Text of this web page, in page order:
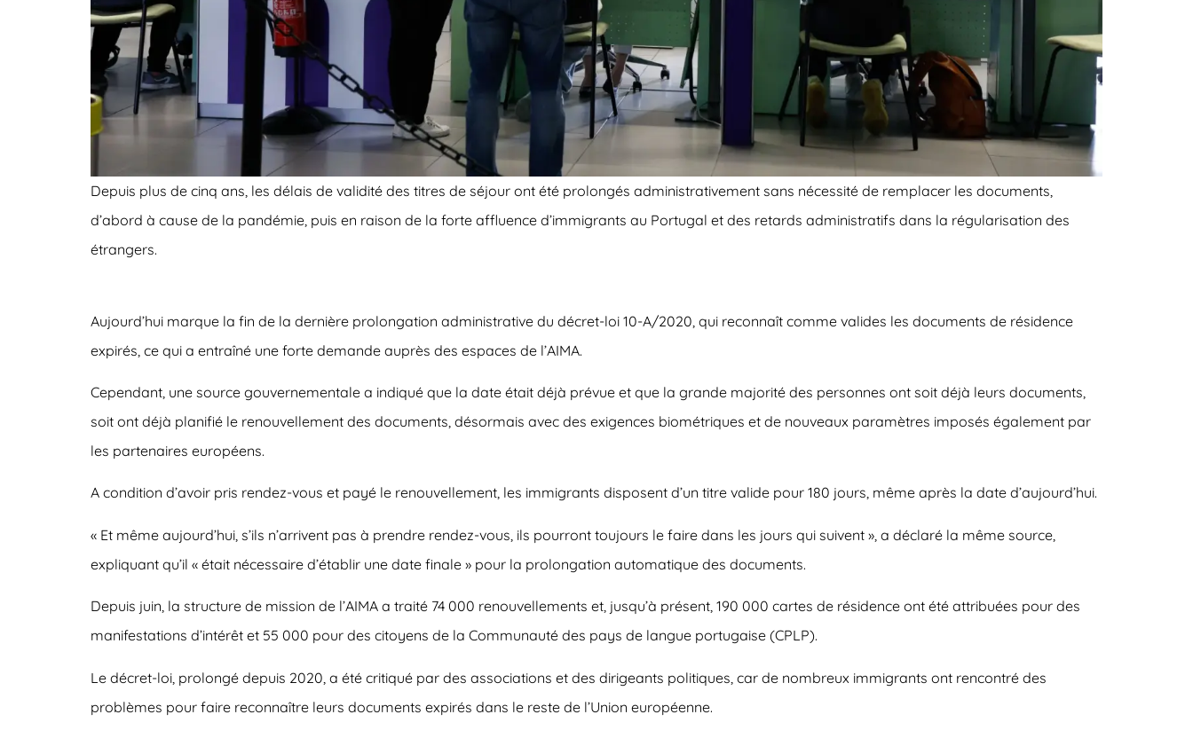
Depuis plus de cinq ans, les délais de validité des titres de séjour ont été prolongés administrativement sans nécessité de remplacer les documents,
d’abord à cause de la pandémie, puis en raison de la forte affluence d’immigrants au Portugal et des retards administratifs dans la régularisation des
étrangers.
Aujourd’hui marque la fin de la dernière prolongation administrative du décret-loi 10-A/2020, qui reconnaît comme valides les documents de résidence
expirés, ce qui a entraîné une forte demande auprès des espaces de l’AIMA.
Cependant, une source gouvernementale a indiqué que la date était déjà prévue et que la grande majorité des personnes ont soit déjà leurs documents,
soit ont déjà planifié le renouvellement des documents, désormais avec des exigences biométriques et de nouveaux paramètres imposés également par
les partenaires européens.
A condition d’avoir pris rendez-vous et payé le renouvellement, les immigrants disposent d’un titre valide pour 180 jours, même après la date d’aujourd’hui.
« Et même aujourd’hui, s’ils n’arrivent pas à prendre rendez-vous, ils pourront toujours le faire dans les jours qui suivent », a déclaré la même source,
expliquant qu’il « était nécessaire d’établir une date finale » pour la prolongation automatique des documents.
Depuis juin, la structure de mission de l’AIMA a traité 74 000 renouvellements et, jusqu’à présent, 190 000 cartes de résidence ont été attribuées pour des
manifestations d’intérêt et 55 000 pour des citoyens de la Communauté des pays de langue portugaise (CPLP).
Le décret-loi, prolongé depuis 2020, a été critiqué par des associations et des dirigeants politiques, car de nombreux immigrants ont rencontré des
problèmes pour faire reconnaître leurs documents expirés dans le reste de l’Union européenne.